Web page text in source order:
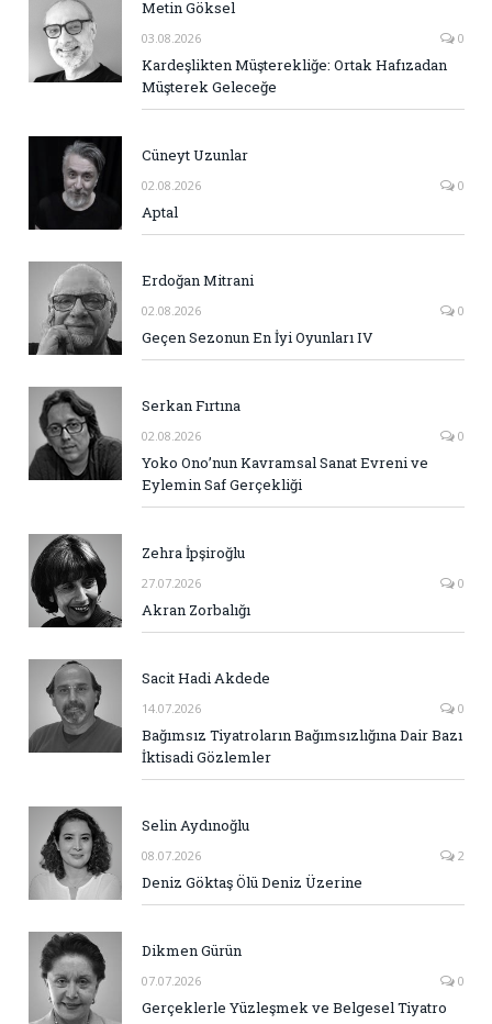
Metin Göksel
03.08.2026 0
Kardeşlikten Müşterekliğe: Ortak Hafızadan
Müşterek Geleceğe
Cüneyt Uzunlar
02.08.2026 0
Aptal
Erdoğan Mitrani
02.08.2026 0
Geçen Sezonun En İyi Oyunları IV
Serkan Fırtına
02.08.2026 0
Yoko Ono’nun Kavramsal Sanat Evreni ve
Eylemin Saf Gerçekliği
Zehra İpşiroğlu
27.07.2026 0
Akran Zorbalığı
Sacit Hadi Akdede
14.07.2026 0
Bağımsız Tiyatroların Bağımsızlığına Dair Bazı
İktisadi Gözlemler
Selin Aydınoğlu
08.07.2026 2
Deniz Göktaş Ölü Deniz Üzerine
Dikmen Gürün
07.07.2026 0
Gerçeklerle Yüzleşmek ve Belgesel Tiyatro